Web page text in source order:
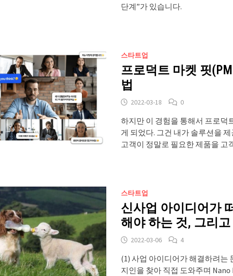
단계”가 있습니다.
스타트업
프로덕트 마켓 핏
법
2022-03-18 0
하지만 이 경험을 통해서 프로덕
게 되었다. 그건 내가 솔루션을
고객이 정말로 필요한 제품을 고
스타트업
신사업 아이디어가
해야 하는 것, 그리고
2022-03-06 4
(1) 사업 아이디어가 해결하려는
지인을 찾아 직접 도와주며